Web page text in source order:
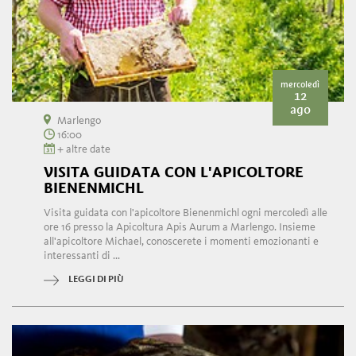
mercoledì
12
ago
Marlengo
16:00
+ altre date
VISITA GUIDATA CON L'APICOLTORE
BIENENMICHL
Visita guidata con l'apicoltore Bienenmichl ogni mercoledì alle
ore 16 presso la Apicoltura Apis Aurum a Marlengo. Insieme
all'apicoltore Michael, conoscerete i momenti emozionanti e
interessanti di ...
LEGGI DI PIÙ